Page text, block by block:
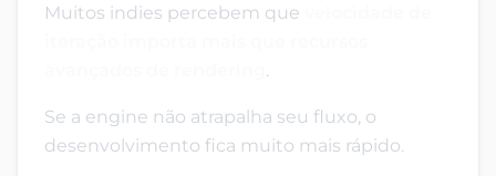
Muitos indies percebem que
.
Se a engine não atrapalha seu fluxo, o
desenvolvimento fica muito mais rápido.